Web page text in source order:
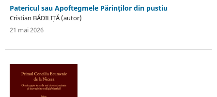
Patericul sau Apoftegmele Părinţilor din pustiu
Cristian BĂDILIȚĂ (autor)
21 mai 2026